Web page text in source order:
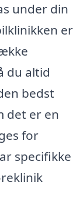
under din
er
du altid
bedst
det er en
for
specifikke